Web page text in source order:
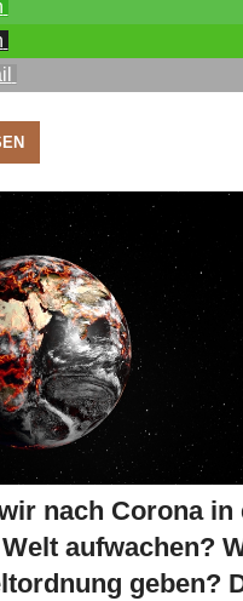
nach Corona in
aufwachen?
geben?